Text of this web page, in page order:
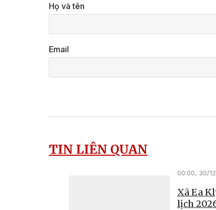
Họ và tên
Email
TIN LIÊN QUAN
00:00, 30/
Xã Ea
lịch